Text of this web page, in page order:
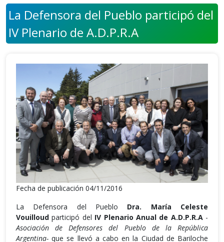
La Defensora del Pueblo participó del
IV Plenario de A.D.P.R.A
Fecha de publicación 04/11/2016
La Defensora del Pueblo Dra. María Celeste
Vouilloudparticipó del IV Plenario Anual de A.D.P.R.A-
Asociación de Defensores del Pueblo de la República
Argentina- que se llevó a cabo en la Ciudad de Bariloche